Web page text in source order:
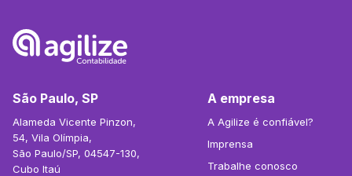
São Paulo, SP
Alameda Vicente Pinzon,
54, Vila Olímpia,
São Paulo/SP, 04547-130,
Cubo Itaú
A empresa
A Agilize é confiável?
Imprensa
Trabalhe conosco